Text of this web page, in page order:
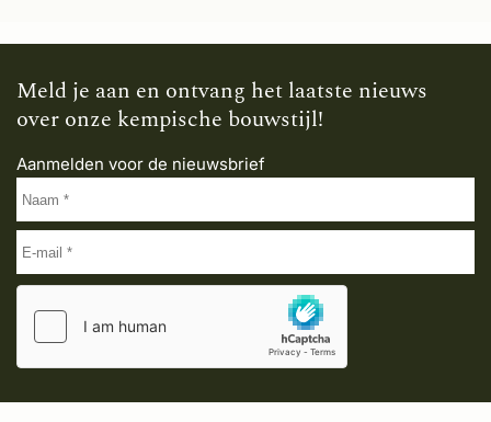
Meld je aan en ontvang het laatste nieuws
over onze kempische bouwstijl!
Aanmelden voor de nieuwsbrief